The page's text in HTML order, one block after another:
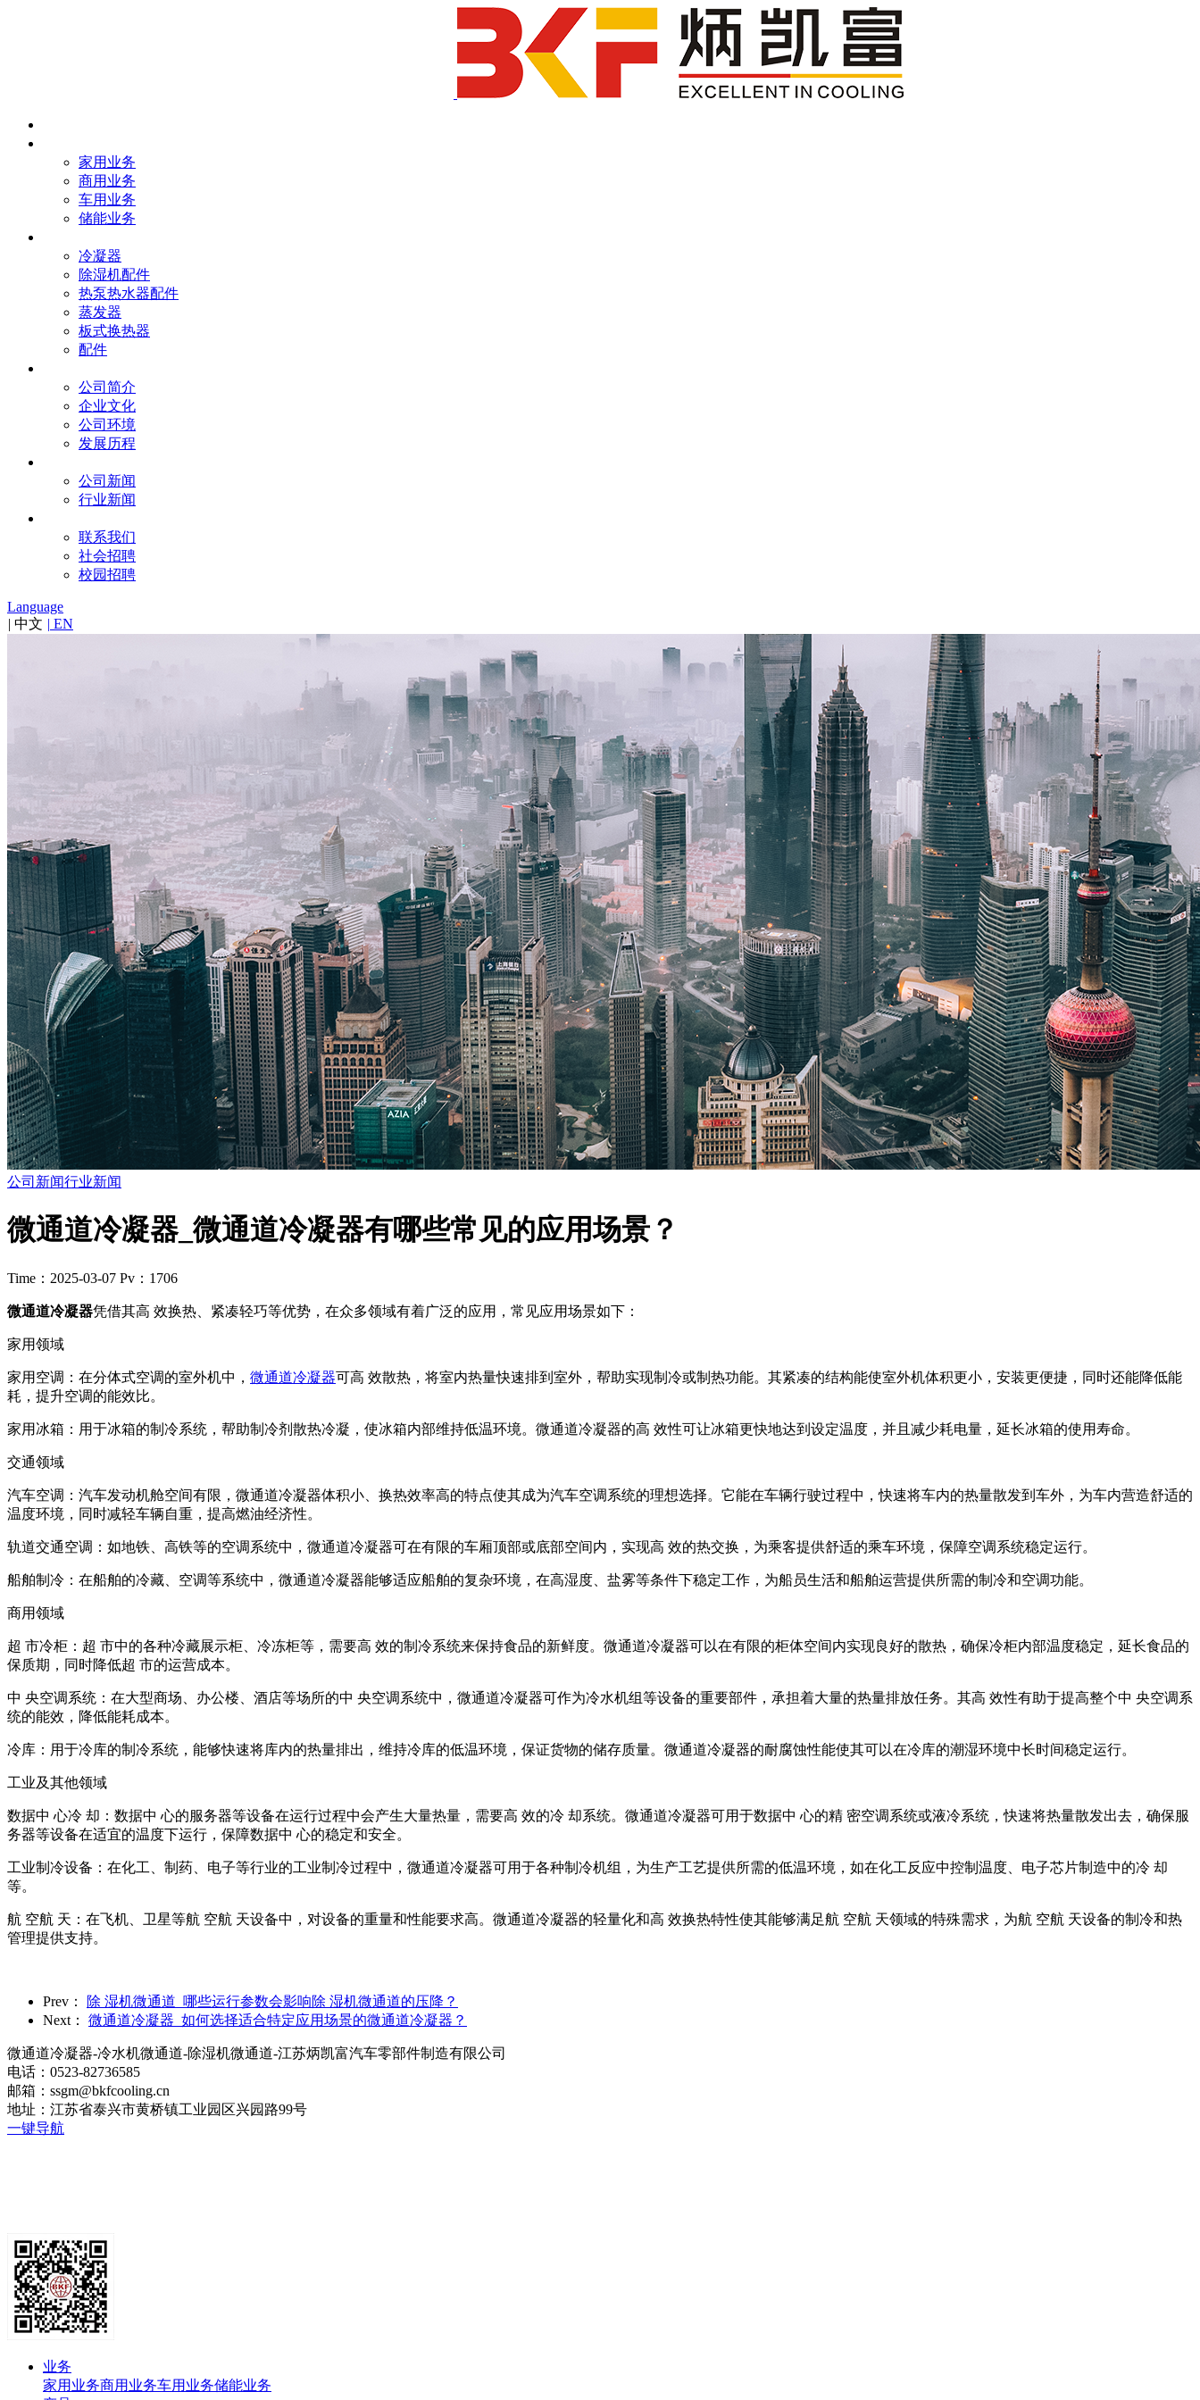
家用业务
商用业务
车用业务
储能业务
冷凝器
除湿机配件
热泵热水器配件
蒸发器
板式换热器
配件
公司简介
企业文化
公司环境
发展历程
公司新闻
行业新闻
联系我们
社会招聘
校园招聘
Language
| 中文 | EN
公司新闻行业新闻
微通道冷凝器_微通道冷凝器有哪些常见的应用场景？
Time：2025-03-07 Pv：1706
微通道冷凝器凭借其高 效换热、紧凑轻巧等优势，在众多领域有着广泛的应用，常见应用场景如下：
家用领域
家用空调：在分体式空调的室外机中， 微通道冷凝器可高 效散热，将室内热量快速排到室外，帮助实现制冷或制热功能。其紧凑的结构能使室外机体积更小，安装更便捷，同时还能降低能
耗，提升空调的能效比。
家用冰箱：用于冰箱的制冷系统，帮助制冷剂散热冷凝，使冰箱内部维持低温环境。微通道冷凝器的高 效性可让冰箱更快地达到设定温度，并且减少耗电量，延长冰箱的使用寿命。
交通领域
汽车空调：汽车发动机舱空间有限，微通道冷凝器体积小、换热效率高的特点使其成为汽车空调系统的理想选择。它能在车辆行驶过程中，快速将车内的热量散发到车外，为车内营造舒适的
温度环境，同时减轻车辆自重，提高燃油经济性。
轨道交通空调：如地铁、高铁等的空调系统中，微通道冷凝器可在有限的车厢顶部或底部空间内，实现高 效的热交换，为乘客提供舒适的乘车环境，保障空调系统稳定运行。
船舶制冷：在船舶的冷藏、空调等系统中，微通道冷凝器能够适应船舶的复杂环境，在高湿度、盐雾等条件下稳定工作，为船员生活和船舶运营提供所需的制冷和空调功能。
商用领域
超 市冷柜：超 市中的各种冷藏展示柜、冷冻柜等，需要高 效的制冷系统来保持食品的新鲜度。微通道冷凝器可以在有限的柜体空间内实现良好的散热，确保冷柜内部温度稳定，延长食品的
保质期，同时降低超 市的运营成本。
中 央空调系统：在大型商场、办公楼、酒店等场所的中 央空调系统中，微通道冷凝器可作为冷水机组等设备的重要部件，承担着大量的热量排放任务。其高 效性有助于提高整个中 央空调系
统的能效，降低能耗成本。
冷库：用于冷库的制冷系统，能够快速将库内的热量排出，维持冷库的低温环境，保证货物的储存质量。微通道冷凝器的耐腐蚀性能使其可以在冷库的潮湿环境中长时间稳定运行。
工业及其他领域
数据中 心冷 却：数据中 心的服务器等设备在运行过程中会产生大量热量，需要高 效的冷 却系统。微通道冷凝器可用于数据中 心的精 密空调系统或液冷系统，快速将热量散发出去，确保服
务器等设备在适宜的温度下运行，保障数据中 心的稳定和安全。
工业制冷设备：在化工、制药、电子等行业的工业制冷过程中，微通道冷凝器可用于各种制冷机组，为生产工艺提供所需的低温环境，如在化工反应中控制温度、电子芯片制造中的冷 却
等。
航 空航 天：在飞机、卫星等航 空航 天设备中，对设备的重量和性能要求高。微通道冷凝器的轻量化和高 效换热特性使其能够满足航 空航 天领域的特殊需求，为航 空航 天设备的制冷和热
管理提供支持。
Prev：
除 湿机微通道_哪些运行参数会影响除 湿机微通道的压降？
Next：
微通道冷凝器_如何选择适合特定应用场景的微通道冷凝器？
微通道冷凝器-冷水机微通道-除湿机微通道-江苏炳凯富汽车零部件制造有限公司
电话：0523-82736585
邮箱：ssgm@bkfcooling.cn
地址：江苏省泰兴市黄桥镇工业园区兴园路99号
一键导航
业务
家用业务商用业务车用业务储能业务